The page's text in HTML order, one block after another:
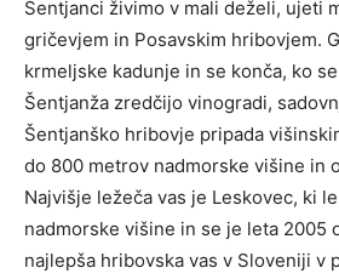
Šentjanci živimo v mali deželi, ujeti
gričevjem in Posavskim hribovjem.
krmeljske kadunje in se konča, ko
Šentjanža zredčijo vinogradi,
Šentjanško hribovje pripada
do 800 metrov nadmorske višine in
Najvišje ležeča vas je Leskovec, ki
nadmorske višine in se je leta 2005
najlepša hribovska vas v Sloveniji v